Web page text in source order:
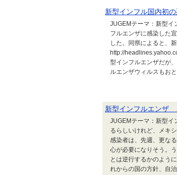
新型インフル国内初
JUGEMテーマ：新型イ
フルエンザに感染した
した。同県によると、
http://
型インフルエンザだが
ルエンザウィルスもお
新型インフルエンザ
JUGEMテーマ：新型イ
るらしいけれど、メキ
感染者は、先週、更な
心が必要になりそう。
とは逆行するかのよう
れからの国の方針、自